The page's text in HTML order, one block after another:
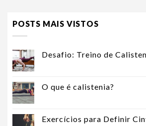
POSTS MAIS VISTOS
Desafio: Treino de
O que é calistenia?
Exercícios para Definir